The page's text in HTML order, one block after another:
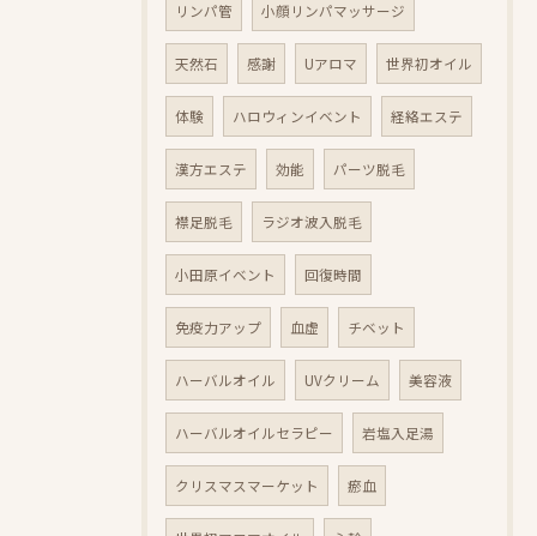
リンパ管 小顔リンパマッサージ
天然石 感謝 Uアロマ 世界初オイル
体験 ハロウィンイベント 経絡エステ
漢方エステ 効能 パーツ脱毛
襟足脱毛 ラジオ波入脱毛
小田原イベント 回復時間
免疫力アップ 血虚 チベット
ハーバルオイル UVクリーム 美容液
ハーバルオイルセラピー 岩塩入足湯
クリスマスマーケット 瘀血